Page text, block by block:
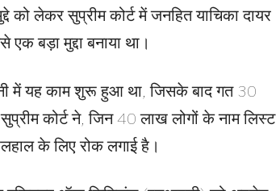
को लेकर सुप्रीम कोर्ट में जनहित याचिका दायर
बड़ा मुद्दा बनाया था।
में यह काम शुरू हुआ था, जिसके बाद गत 30
कोर्ट ने, जिन 40 लाख लोगों के नाम लिस्ट
के लिए रोक लगाई है।